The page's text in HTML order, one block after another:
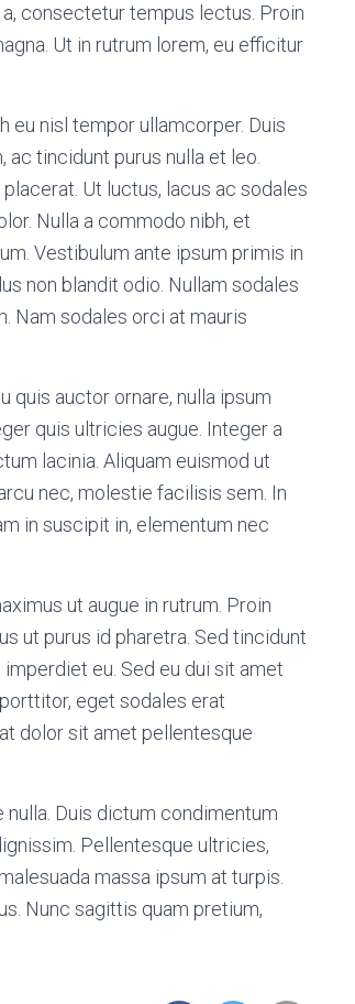
consectetur tempus lectus. Proin
Ut in rutrum lorem, eu efficitur
eu nisl tempor ullamcorper. Duis
tincidunt purus nulla et leo.
Ut luctus, lacus ac sodales
Nulla a commodo nibh, et
Vestibulum ante ipsum primis in
non blandit odio. Nullam sodales
Nam sodales orci at mauris
quis auctor ornare, nulla ipsum
quis ultricies augue. Integer a
lacinia. Aliquam euismod ut
nec, molestie facilisis sem. In
in suscipit in, elementum nec
ut augue in rutrum. Proin
ut purus id pharetra. Sed tincidunt
eu. Sed eu dui sit amet
eget sodales erat
dolor sit amet pellentesque
nulla. Duis dictum condimentum
Pellentesque ultricies,
massa ipsum at turpis.
Nunc sagittis quam pretium,